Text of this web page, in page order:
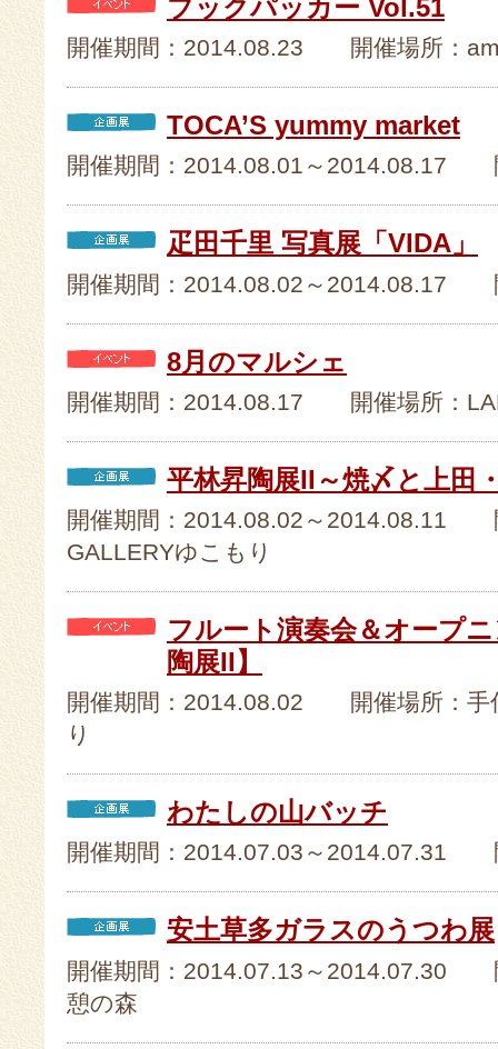
ブックパッカー Vol.51
開催期間：2014.08.23 開催場所：
TOCA’S yummy market
開催期間：2014.08.01～2014.08.17
疋田千里 写真展「VIDA」
開催期間：2014.08.02～2014.08.17
8月のマルシェ
開催期間：2014.08.17 開催場所：
平林昇陶展II～焼〆と上田
開催期間：2014.08.02～2014.08.11
GALLERYゆこもり
フルート演奏会＆オープ
陶展II】
開催期間：2014.08.02 開催場所：手
り
わたしの山バッチ
開催期間：2014.07.03～2014.07.31
安土草多ガラスのうつわ展
開催期間：2014.07.13～2014.07.30
憩の森